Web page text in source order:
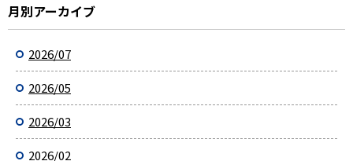
月別アーカイブ
2026/07
2026/05
2026/03
2026/02